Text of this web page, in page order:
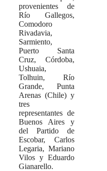
provenientes de
Río Gallegos,
Comodoro
Rivadavia,
Sarmiento,
Puerto Santa
Cruz, Córdoba,
Ushuaia,
Tolhuin, Río
Grande, Punta
Arenas (Chile) y
tres
representantes de
Buenos Aires y
del Partido de
Escobar, Carlos
Legaria, Mariano
Vilos y Eduardo
Gianarello.